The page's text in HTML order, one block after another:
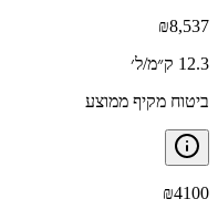
₪8,537
12.3 ק״מ/ל׳
ביטוח מקיף ממוצע
₪4100